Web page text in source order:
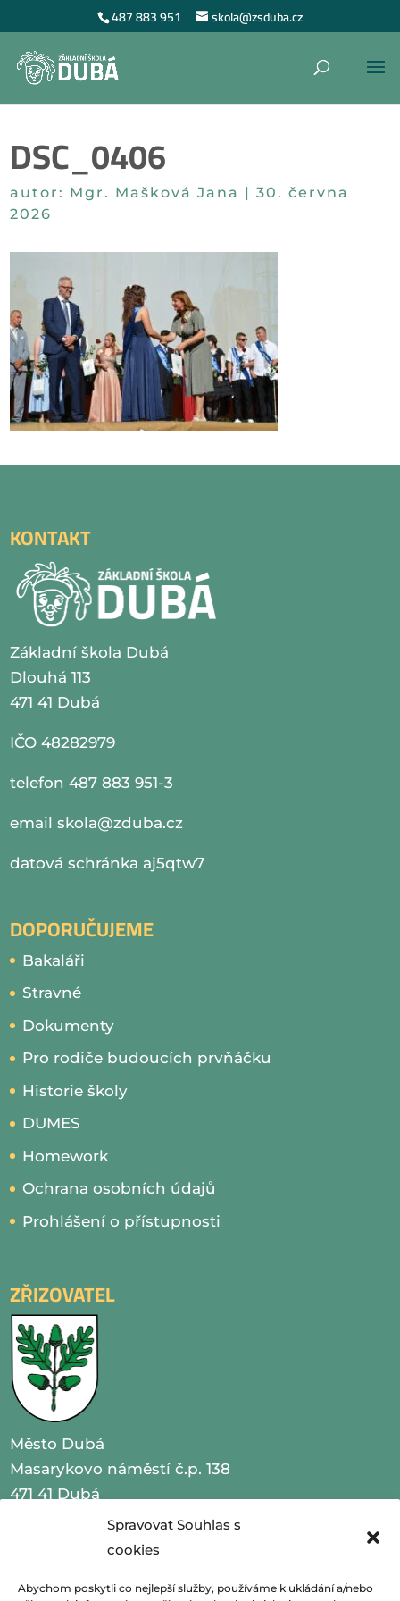
Spravovat Souhlas s
cookies
Abychom poskytli co nejlepší služby, používáme k ukládání a/nebo
487 883 951 skola@zsduba.cz
DSC_0406
autor: Mgr. Mašková Jana |30. června
2026
KONTAKT
Základní škola Dubá
Dlouhá 113
471 41 Dubá
IČO 48282979
telefon 487 883 951-3
emailskola@zduba.cz
datová schránka aj5qtw7
DOPORUČUJEME
Bakaláři
Stravné
Dokumenty
Pro rodiče budoucích prvňáčku
Historie školy
DUMES
Homework
Ochrana osobních údajů
Prohlášení o přístupnosti
ZŘIZOVATEL
Město Dubá
Masarykovo náměstí č.p. 138
471 41 Dubá
IČO 00260479